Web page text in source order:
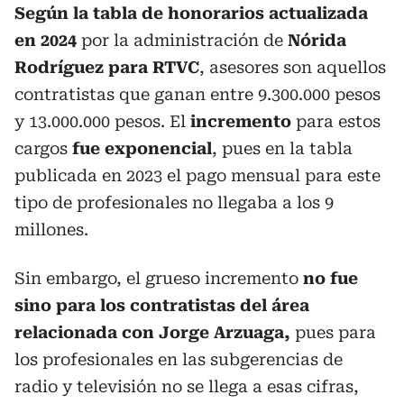
Según la tabla de honorarios actualizada
en 2024 por la administración de Nórida
Rodríguez para RTVC, asesores son aquellos
contratistas que ganan entre 9.300.000 pesos
y 13.000.000 pesos. El incremento para estos
cargos fue exponencial, pues en la tabla
publicada en 2023 el pago mensual para este
tipo de profesionales no llegaba a los 9
millones.
Sin embargo, el grueso incremento no fue
sino para los contratistas del área
relacionada con Jorge Arzuaga, pues para
los profesionales en las subgerencias de
radio y televisión no se llega a esas cifras,